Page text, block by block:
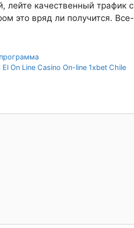
лейте качественный трафик
это вряд ли получится.
On Line Casino On-line 1xbet Chile